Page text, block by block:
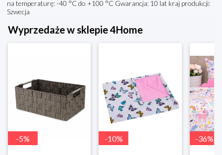
na temperaturę: -40 °C do +100 °C Gwarancja: 10 lat kraj produkcji:
Szwecja
Wyprzedaże w sklepie 4Home
-5% -10% -36%